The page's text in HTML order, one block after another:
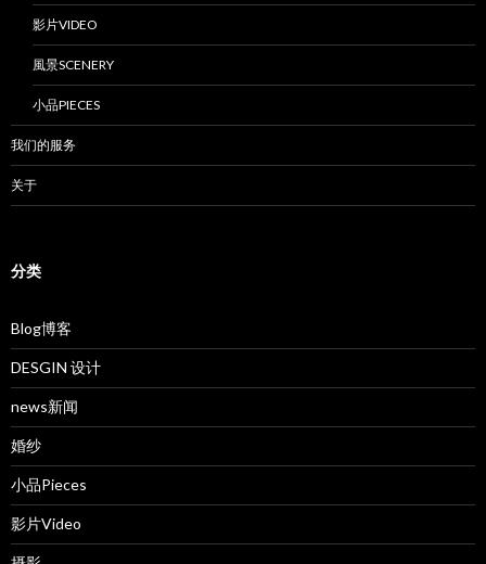
影片VIDEO
風景SCENERY
小品PIECES
我们的服务
关于
分类
Blog博客
DESGIN 设计
news新闻
婚纱
小品Pieces
影片Video